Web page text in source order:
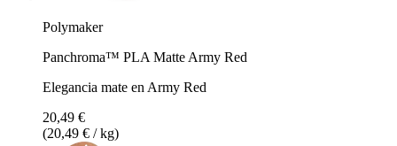
Polymaker
Panchroma™ PLA Matte Army Red
Elegancia mate en Army Red
20,49 €
(20,49 € / kg)